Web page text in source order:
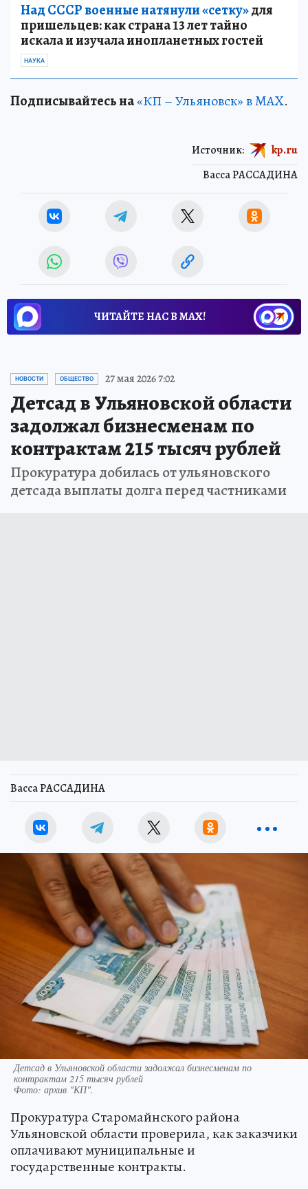
Над СССР военные натянули «сетку»для
пришельцев: как страна 13 лет тайно
искала и изучала инопланетных гостей
НАУКА
Подписывайтесь на«КП – Ульяновск» в MAX.
Васса РАССАДИНА
Источник: kp.ru
ЧИТАЙТЕ НАС В МАХ!
НОВОСТИ ОБЩЕСТВО 27 мая 2026 7:02
Детсад в Ульяновской области
задолжал бизнесменам по
контрактам 215 тысяч рублей
Прокуратура добилась от ульяновского
детсада выплаты долга перед частниками
Васса РАССАДИНА
Детсад в Ульяновской области задолжал бизнесменам по
контрактам 215 тысяч рублей
Фото: архив "КП".
Прокуратура Старомайнского района
Ульяновской области проверила, как заказчики
оплачивают муниципальные и
государственные контракты.